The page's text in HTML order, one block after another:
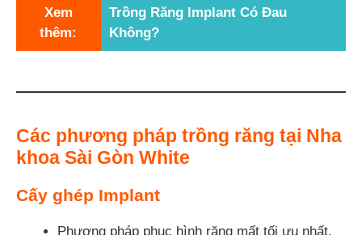
Xem
thêm:
Trồng Răng Implant Có Đau
Không?
Các phương pháp trồng răng tại Nha
khoa Sài Gòn White
Cấy ghép Implant
Phương pháp phục hình răng mất tối ưu nhất.